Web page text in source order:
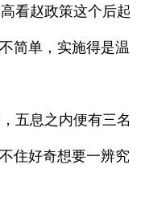
看赵政策这个后起
简单，实施得是温
五息之内便有三名
住好奇想要一辨究